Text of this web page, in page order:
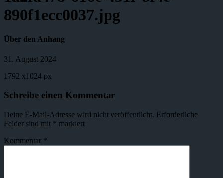
890f1ecc0037.jpg
Über den Anhang
31. August 2024
1792 x1024 px
Schreibe einen Kommentar
Deine E-Mail-Adresse wird nicht veröffentlicht. Erforderliche
Felder sind mit * markiert
Kommentar *